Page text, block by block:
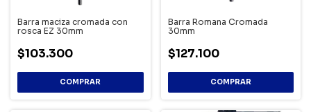
Barra maciza cromada con
rosca EZ 30mm
$103.300
Barra Romana Cromada
30mm
$127.100